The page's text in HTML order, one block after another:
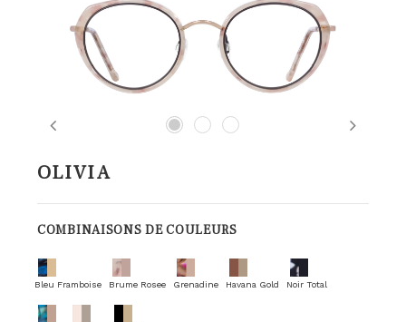
Previous Next
OLIVIA
COMBINAISONS DE COULEURS
Bleu Framboise Brume Rosee Grenadine Havana Gold Noir Total